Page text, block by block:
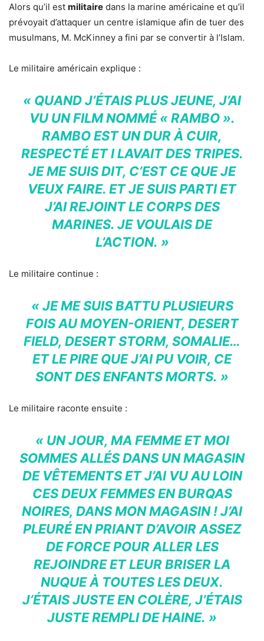
Alors qu’il est militaire dans la marine américaine et qu’il
prévoyait d’attaquer un centre islamique afin de tuer des
musulmans, M. McKinney a fini par se convertir à l’Islam.
Le militaire américain explique :
« QUAND J’ÉTAIS PLUS JEUNE, J’AI
VU UN FILM NOMMÉ « RAMBO ».
RAMBO EST UN DUR À CUIR,
RESPECTÉ ET I LAVAIT DES TRIPES.
JE ME SUIS DIT, C’EST CE QUE JE
VEUX FAIRE. ET JE SUIS PARTI ET
J’AI REJOINT LE CORPS DES
MARINES. JE VOULAIS DE
L’ACTION. »
Le militaire continue :
« JE ME SUIS BATTU PLUSIEURS
FOIS AU MOYEN-ORIENT, DESERT
FIELD, DESERT STORM, SOMALIE…
ET LE PIRE QUE J’AI PU VOIR, CE
SONT DES ENFANTS MORTS. »
Le militaire raconte ensuite :
« UN JOUR, MA FEMME ET MOI
SOMMES ALLÉS DANS UN MAGASIN
DE VÊTEMENTS ET J’AI VU AU LOIN
CES DEUX FEMMES EN BURQAS
NOIRES, DANS MON MAGASIN ! J’AI
PLEURÉ EN PRIANT D’AVOIR ASSEZ
DE FORCE POUR ALLER LES
REJOINDRE ET LEUR BRISER LA
NUQUE À TOUTES LES DEUX.
J’ÉTAIS JUSTE EN COLÈRE, J’ÉTAIS
JUSTE REMPLI DE HAINE. »